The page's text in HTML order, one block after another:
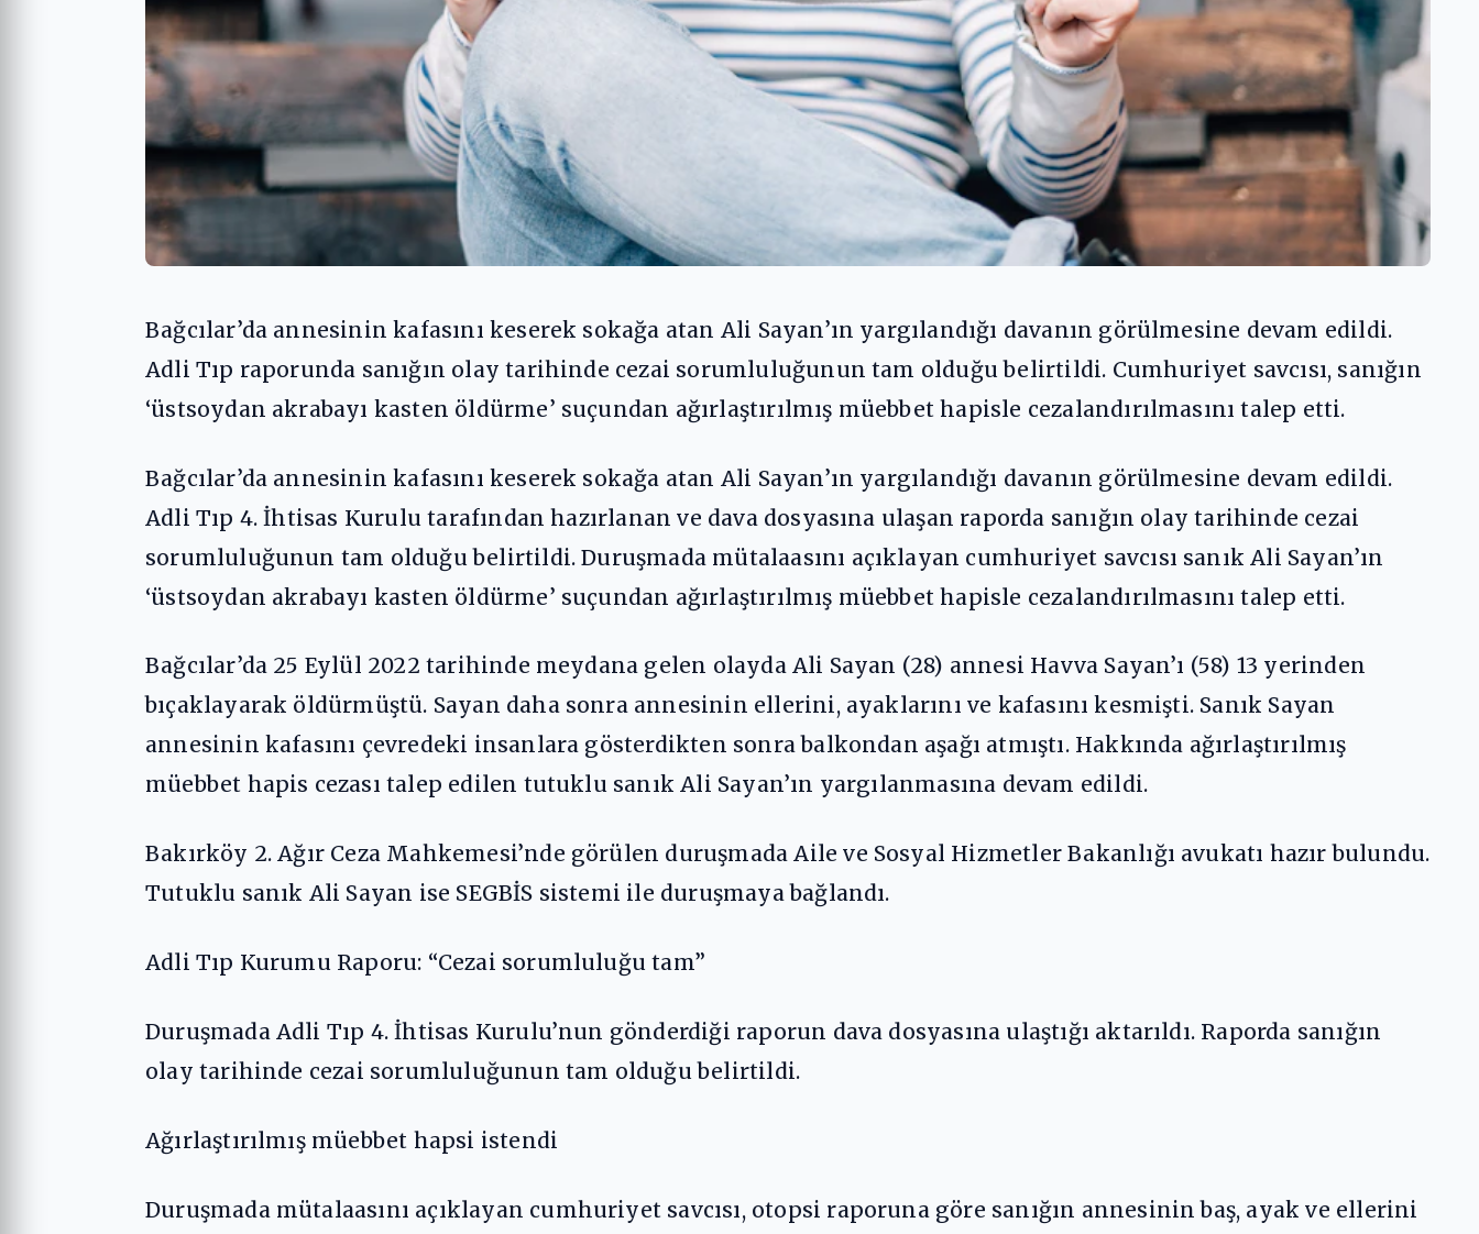
Bağcılar’da annesinin kafasını keserek sokağa atan Ali Sayan’ın yargılandığı davanın görülmesine devam edildi.
Adli Tıp raporunda sanığın olay tarihinde cezai sorumluluğunun tam olduğu belirtildi. Cumhuriyet savcısı, sanığın
‘üstsoydan akrabayı kasten öldürme’ suçundan ağırlaştırılmış müebbet hapisle cezalandırılmasını talep etti.
Bağcılar’da annesinin kafasını keserek sokağa atan Ali Sayan’ın yargılandığı davanın görülmesine devam edildi.
Adli Tıp 4. İhtisas Kurulu tarafından hazırlanan ve dava dosyasına ulaşan raporda sanığın olay tarihinde cezai
sorumluluğunun tam olduğu belirtildi. Duruşmada mütalaasını açıklayan cumhuriyet savcısı sanık Ali Sayan’ın
‘üstsoydan akrabayı kasten öldürme’ suçundan ağırlaştırılmış müebbet hapisle cezalandırılmasını talep etti.
Bağcılar’da 25 Eylül 2022 tarihinde meydana gelen olayda Ali Sayan (28) annesi Havva Sayan’ı (58) 13 yerinden
bıçaklayarak öldürmüştü. Sayan daha sonra annesinin ellerini, ayaklarını ve kafasını kesmişti. Sanık Sayan
annesinin kafasını çevredeki insanlara gösterdikten sonra balkondan aşağı atmıştı. Hakkında ağırlaştırılmış
müebbet hapis cezası talep edilen tutuklu sanık Ali Sayan’ın yargılanmasına devam edildi.
Bakırköy 2. Ağır Ceza Mahkemesi’nde görülen duruşmada Aile ve Sosyal Hizmetler Bakanlığı avukatı hazır bulundu.
Tutuklu sanık Ali Sayan ise SEGBİS sistemi ile duruşmaya bağlandı.
Adli Tıp Kurumu Raporu: “Cezai sorumluluğu tam”
Duruşmada Adli Tıp 4. İhtisas Kurulu’nun gönderdiği raporun dava dosyasına ulaştığı aktarıldı. Raporda sanığın
olay tarihinde cezai sorumluluğunun tam olduğu belirtildi.
Ağırlaştırılmış müebbet hapsi istendi
Duruşmada mütalaasını açıklayan cumhuriyet savcısı, otopsi raporuna göre sanığın annesinin baş, ayak ve ellerini